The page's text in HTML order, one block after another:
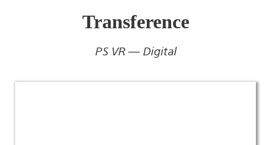
Transference
PS VR — Digital